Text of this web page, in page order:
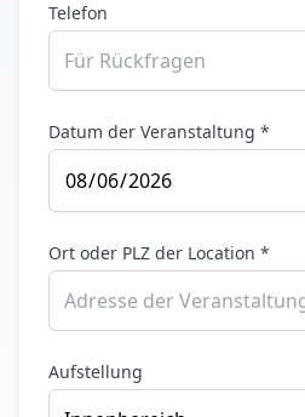
Telefon
Datum der Veranstaltung *
Ort oder PLZ der Location *
Aufstellung